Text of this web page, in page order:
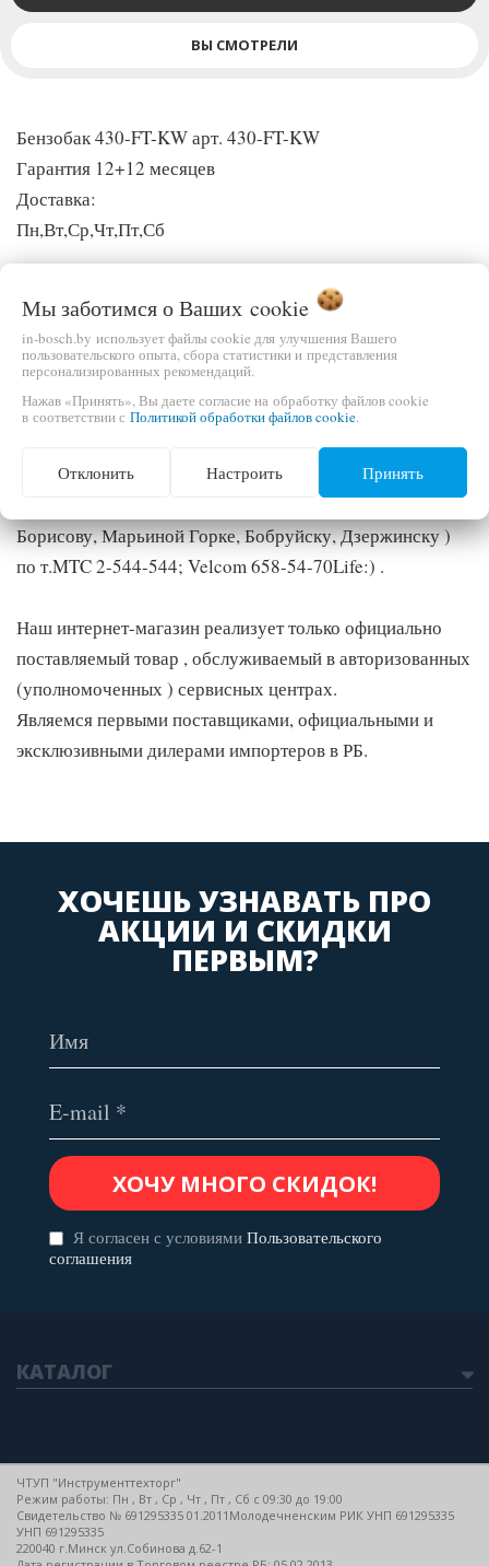
ВЫ СМОТРЕЛИ
Бензобак 430-FT-KW арт. 430-FT-KW
Гарантия 12+12 месяцев
Доставка:
Пн,Вт,Ср,Чт,Пт,Сб
1)Купить в г. Жодино Приобрести по низким ценам
садовую технику, триммеры, бензопилы, газонокосилки,
тачки, бетономешалки , электроинструменты и
аккумуляторы Вы сможете по адресу: г.Жодино ,
ул.Сырокваша 1-25 (Дзержинка, вход с торца
здания).Velcom 3911-661 ; MTC 2-544-544
2.)Заказать с доставкой по Минску ( Смолевичам,
Борисову, Марьиной Горке, Бобруйску, Дзержинску )
по т.MTC 2-544-544; Velcom 658-54-70Life:) .
Наш интернет-магазин реализует только официально
поставляемый товар , обслуживаемый в авторизованных
(уполномоченных ) сервисных центрах.
Являемся первыми поставщиками, официальными и
эксклюзивными дилерами импортеров в РБ.
ХОЧЕШЬ УЗНАВАТЬ ПРО
АКЦИИ И СКИДКИ
ПЕРВЫМ?
Я согласен с условиями Пользовательского
соглашения
КАТАЛОГ
ЧТУП "Инструменттехторг"
Режим работы: Пн , Вт , Ср , Чт , Пт , Сб c 09:30 до 19:00
Свидетельство № 691295335 01.2011Молодечненским РИК УНП 691295335
УНП 691295335
220040 г.Минск ул.Собинова д.62-1
Мы заботимся о Ваших cookie
in-bosch.by использует файлы cookie для улучшения Вашего
пользовательского опыта, сбора статистики и представления
персонализированных рекомендаций.
Нажав «Принять», Вы даете согласие на обработку файлов cookie
в соответствии с Политикой обработки файлов cookie.
Отклонить Настроить Принять